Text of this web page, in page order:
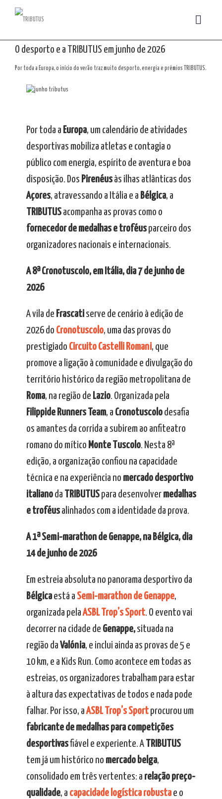
O desporto e a TRIBUTUS em junho de 2026
Por toda a Europa, o início do verão traz muito desporto, energia e prémios TRIBUTUS.
Por toda a Europa, um calendário de atividades
desportivas mobiliza atletas e contagia o
público com energia, espírito de aventura e boa
disposição. Dos Pirenéusàs ilhas atlânticas dos
Açores, atravessando a Itália e a Bélgica, a
TRIBUTUSacompanha as provas como o
fornecedor de medalhas e troféusparceiro dos
organizadores nacionais e internacionais.
A 8ª Cronotuscolo, em Itália, dia 7 de junho de
2026
A vila de Frascatiserve de cenário à edição de
2026 do Cronotuscolo, uma das provas do
prestigiado Circuito Castelli Romani, que
promove a ligação à comunidade e divulgação do
território histórico da região metropolitana de
Roma, na região de Lazio. Organizada pela
Filippide Runners Team, a Cronotuscolodesafia
os amantes da corrida a subirem ao anfiteatro
romano do mítico Monte Tuscolo. Nesta 8ª
edição, a organização confiou na capacidade
técnica e na experiência no mercado desportivo
italianoda TRIBUTUSpara desenvolver medalhas
e troféusalinhados com a identidade da prova.
A 1ª Semi-marathon de Genappe, na Bélgica, dia
14 de junho de 2026
Em estreia absoluta no panorama desportivo da
Bélgicaestá a Semi-marathon de Genappe,
organizada pelaASBL Trop’s Sport. O evento vai
decorrer na cidade de Genappe,situada na
região da Valónia, e inclui ainda as provas de 5 e
10 km, e a Kids Run. Como acontece em todas as
estreias, os organizadores trabalham para estar
à altura das expectativas de todos e nada pode
falhar. Por isso, aASBL Trop’s Sportprocurou um
fabricante de medalhas para competições
desportivasfiável e experiente. A
TRIBUTUS
tem já um histórico no mercado belga,
consolidado em três vertentes: a relação preço-
qualidade, a capacidade logística robustae o